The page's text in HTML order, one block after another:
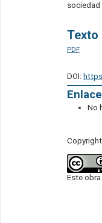
Texto
PDF
DOI:
No
Este